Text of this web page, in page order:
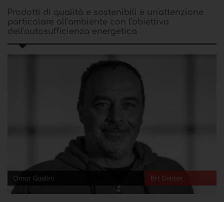
Prodotti di qualità e sostenibili e un'attenzione
particolare all'ambiente con l'obiettivo
dell'autosufficienza energetica